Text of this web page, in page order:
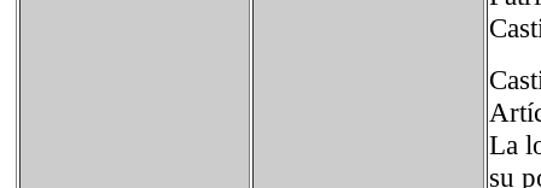
La
su